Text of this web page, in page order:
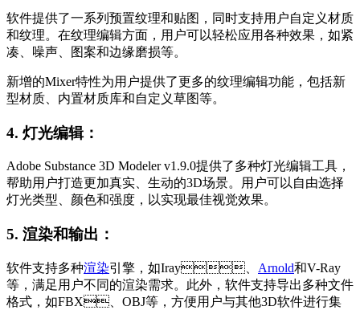
软件提供了一系列预置纹理和贴图，同时支持用户自定义材质
和纹理。在纹理编辑方面，用户可以轻松应用各种效果，如紧
凑、噪声、图案和边缘磨损等。
新增的Mixer特性为用户提供了更多的纹理编辑功能，包括新
型材质、内置材质库和自定义草图等。
4. 灯光编辑：
Adobe Substance 3D Modeler v1.9.0提供了多种灯光编辑工具，
帮助用户打造更加真实、生动的3D场景。用户可以自由选择
灯光类型、颜色和强度，以实现最佳视觉效果。
5. 渲染和输出：
软件支持多种渲染引擎，如Iray、 Arnold和V-Ray
等，满足用户不同的渲染需求。此外，软件支持导出多种文件
格式，如FBX、OBJ等，方便用户与其他3D软件进行集